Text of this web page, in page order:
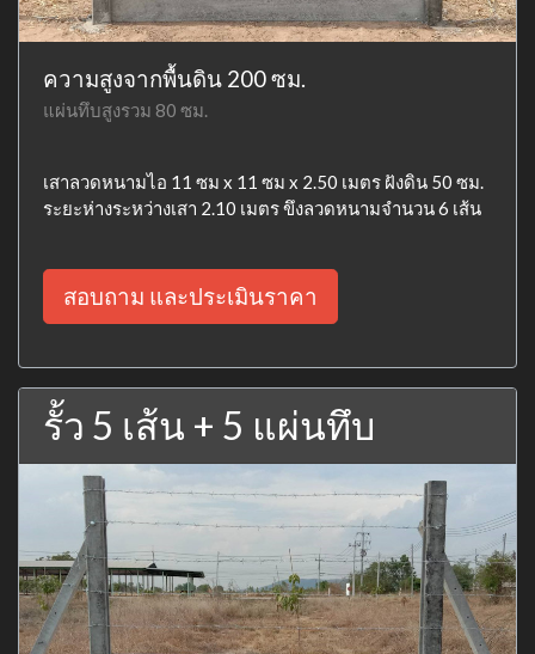
ความสูงจากพื้นดิน 200 ซม.
แผ่นทึบสูงรวม 80 ซม.
เสาลวดหนามไอ 11 ซม x 11 ซม x 2.50 เมตร ฝังดิน 50 ซม.
ระยะห่างระหว่างเสา 2.10 เมตร ขึงลวดหนามจำนวน 6 เส้น
สอบถาม และประเมินราคา
รั้ว 5 เส้น + 5 แผ่นทึบ